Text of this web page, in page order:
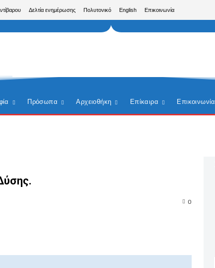
Δελτία ενημέρωσης Πολυτονικό English Επικοινωνία
Πρόσωπα Αρχειοθήκη Επίκαιρα Επικοινωνία
0